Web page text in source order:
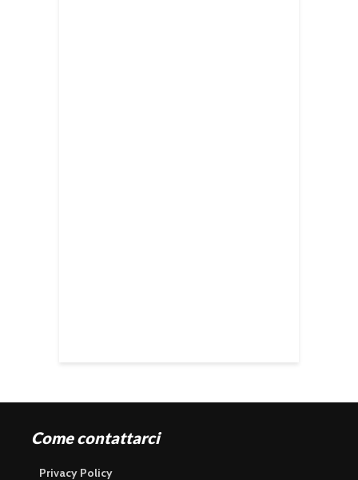
Come contattarci
Privacy Policy